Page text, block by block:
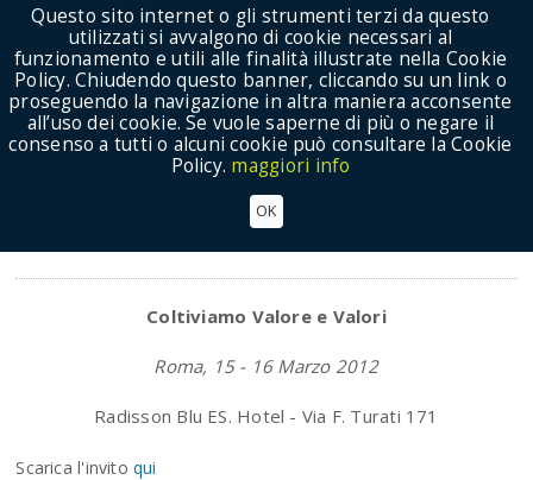
Show Menu
Coltiviamo Valore e Valori
Roma, 15 - 16 Marzo 2012
Radisson Blu ES. Hotel - Via F. Turati 171
Scarica l'invitoqui
Questo sito internet o gli strumenti terzi da questo
utilizzati si avvalgono di cookie necessari al
funzionamento e utili alle finalità illustrate nella Cookie
Policy. Chiudendo questo banner, cliccando su un link o
proseguendo la navigazione in altra maniera acconsente
all’uso dei cookie. Se vuole saperne di più o negare il
consenso a tutti o alcuni cookie può consultare la Cookie
Policy. maggiori info
OK